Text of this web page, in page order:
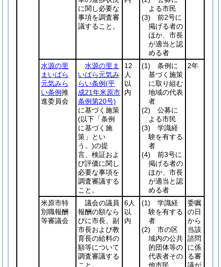
に関し必要な
事項を調査審
議すること。
よる市民
(3) 前2号に
掲げる者の
ほか、市長
が適当と認
める者
水源の里
まいばら
元気みら
い条例推
進委員会
水源の里ま
いばら元気み
らい条例(平
成21年米原市
条例第20号)
に基づく施策
(以下「条例
に基づく施
策」とい
う。)の提
言、検証およ
び評価に関し
必要な事項を
調査審議する
こと。
12
人
以
内
(1) 条例に
基づく施策
に取り組む
地域の代表
者
(2) 公募に
よる市民
(3) 学識経
験を有する
者
(4) 前3号に
掲げる者の
ほか、市長
が適当と認
める者
2年
米原市特
別職報酬
等審議会
議会の議員
報酬の額なら
びに市長、副
市長および教
育長の給料の
額等について
調査審議する
こと。
6人
以
内
(1) 学識経
験を有する
者
(2) 市の区
域内の公共
的団体等の
代表者その
他市民
委嘱
の日
から
当該
諮問
に係
る審
議が